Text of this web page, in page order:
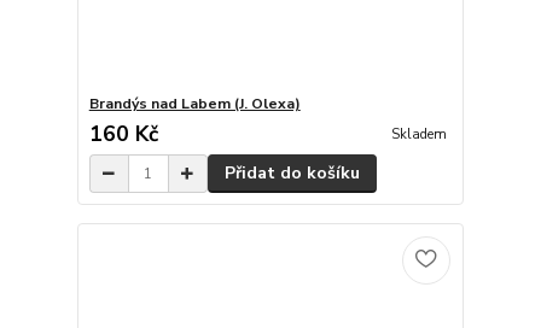
Brandýs nad Labem (J. Olexa)
160 Kč Skladem
Přidat do košíku